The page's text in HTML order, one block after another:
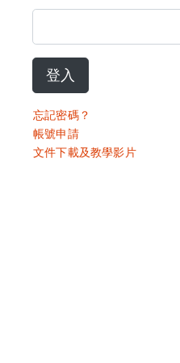
登入
忘記密碼？
帳號申請
文件下載及教學影片